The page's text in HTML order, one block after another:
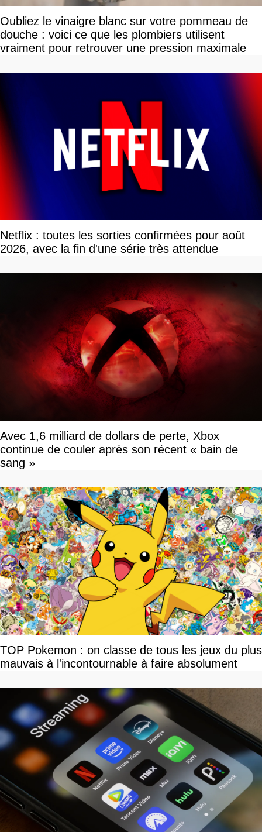
Oubliez le vinaigre blanc sur votre pommeau de
douche : voici ce que les plombiers utilisent
vraiment pour retrouver une pression maximale
Netflix : toutes les sorties confirmées pour août
2026, avec la fin d'une série très attendue
Avec 1,6 milliard de dollars de perte, Xbox
continue de couler après son récent « bain de
sang »
TOP Pokemon : on classe de tous les jeux du plus
mauvais à l'incontournable à faire absolument